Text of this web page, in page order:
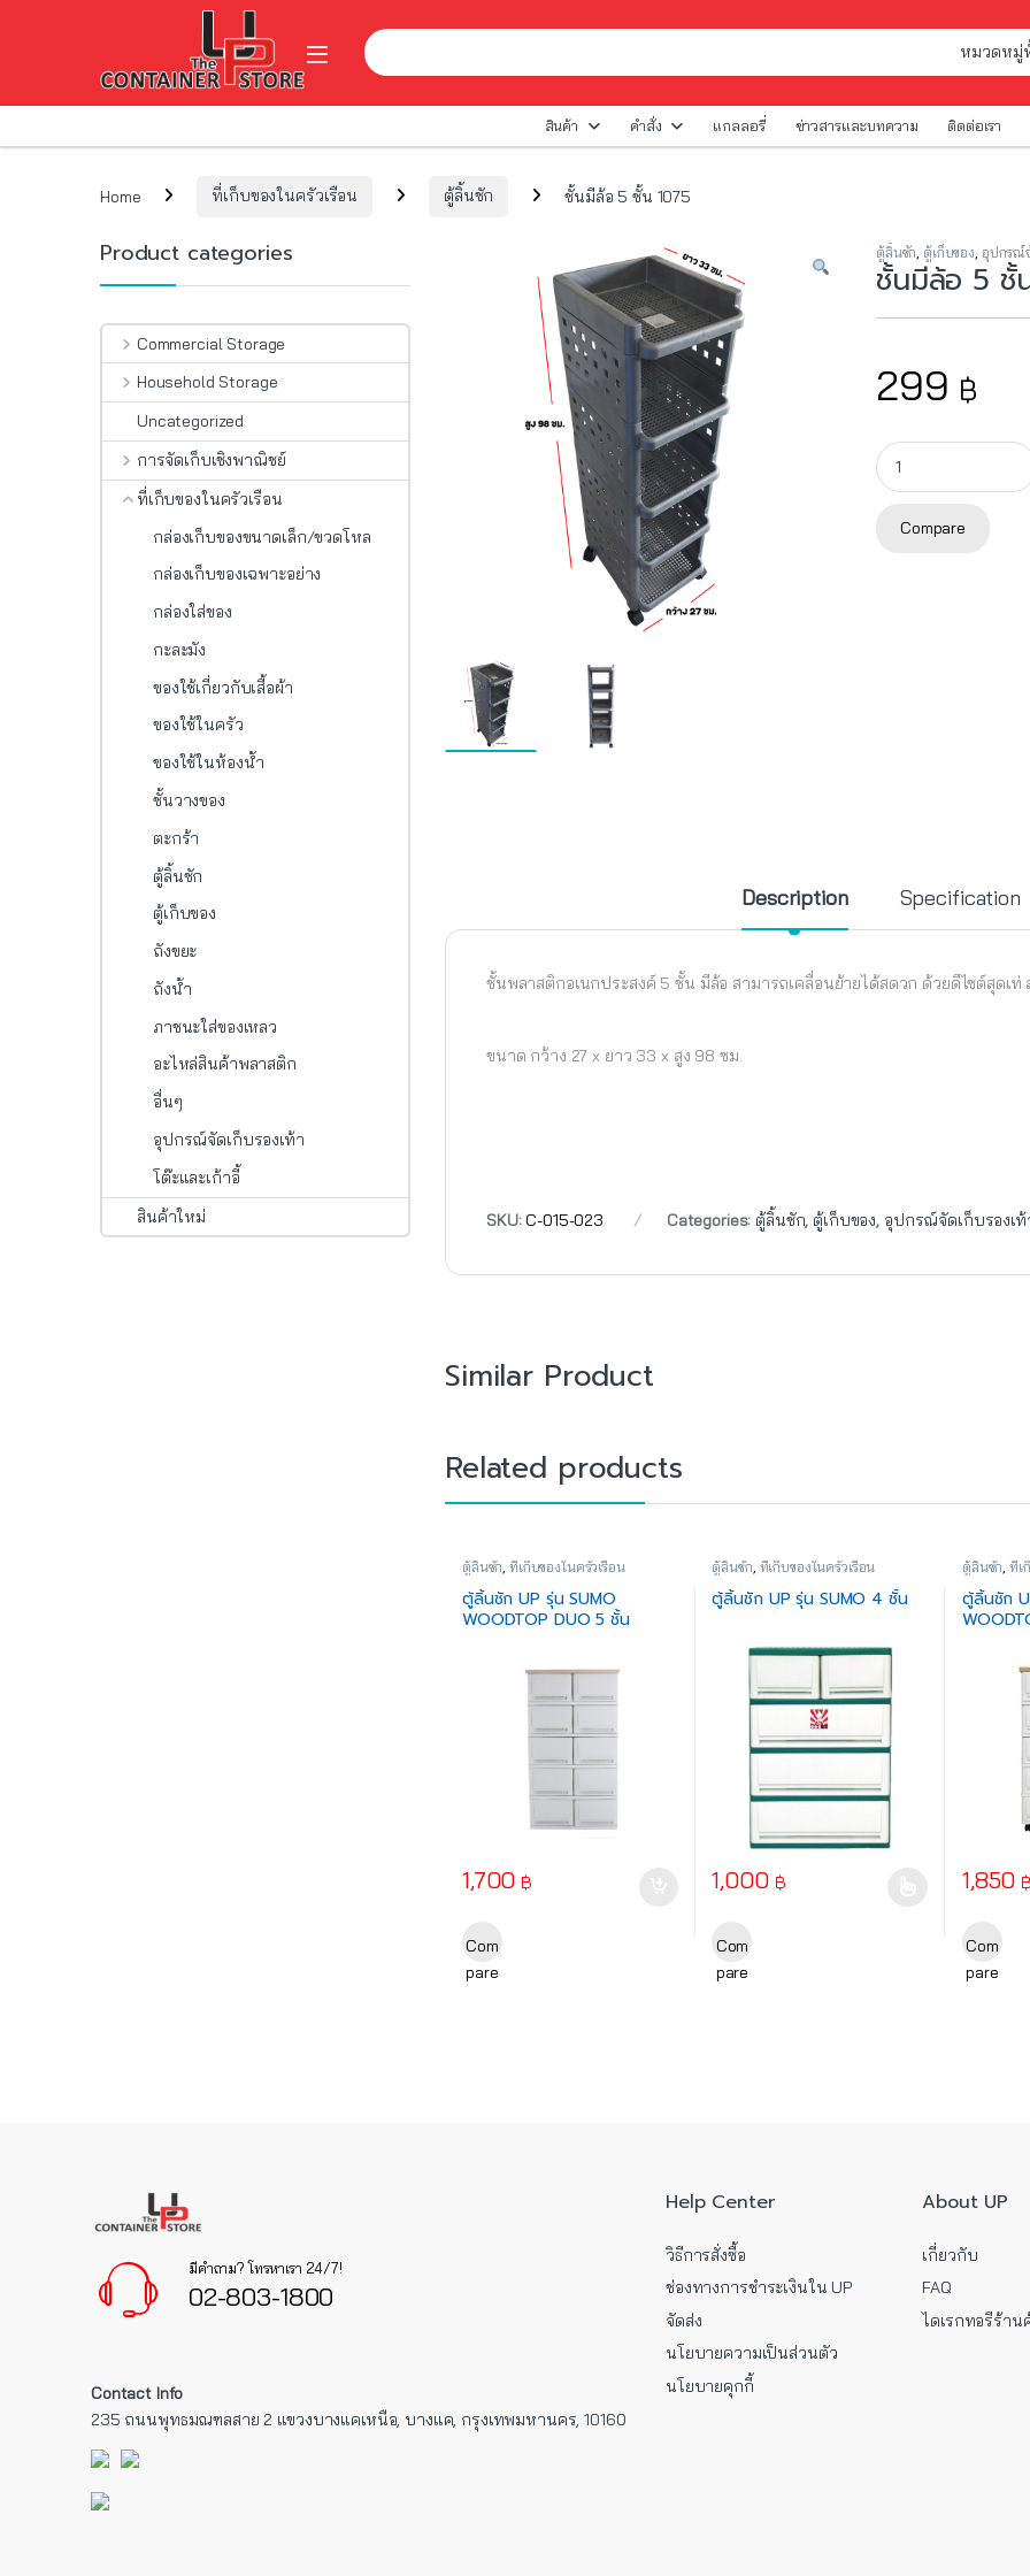
Open Search for:
สินค้า คำสั่ง แกลลอรี่ ข่าวสารและบทความ ติดต่อเรา
Home ที่เก็บของในครัวเรือน ตู้ลิ้นชัก ชั้นมีล้อ 5 ชั้น 1075
ตู้ลิ้นชัก, ตู้เก็บของ, อุปกรณ์
ชั้นมีล้อ 5 ชั้
299 ฿
ชั้นมีล้อ 5 ชั้น 1075
Compare
Description Specification
ชั้นพลาสติกอเนกประสงค์ 5 ชั้น มีล้อ สามารถเคลื่อนย้ายได้สดวก ด้วยดีไซต์สุดเท่
ขนาด กว้าง 27 x ยาว 33 x สูง 98 ซม.
SKU:C-015-023 Categories: ตู้ลิ้นชัก, ตู้เก็บของ, อุปกรณ์จัดเก็บรองเท้
Similar Product
Related products
ตู้ลิ้นชัก,ที่เก็บของในครัวเรือน
ตู้ลิ้นชัก UP รุ่น SUMO
WOODTOP DUO 5 ชั้น
1,700 ฿
Com
pare
ตู้ลิ้นชัก, ที่เก็บของในครัวเรือน
ตู้ลิ้นชัก UP รุ่น SUMO 4 ชั้น
1,000 ฿
This product has multiple variants. The
Com
pare
ตู้ลิ้นชัก,ที่เ
ตู้ลิ้นชัก
1,850
Com
pare
Product categories
Commercial Storage
Household Storage
Uncategorized
การจัดเก็บเชิงพาณิชย์
ที่เก็บของในครัวเรือน
กล่องเก็บของขนาดเล็ก/ขวดโหล
กล่องเก็บของเฉพาะอย่าง
กล่องใส่ของ
กะละมัง
ของใช้เกี่ยวกับเสื้อผ้า
ของใช้ในครัว
ของใช้ในห้องน้ำ
ชั้นวางของ
ตะกร้า
ตู้ลิ้นชัก
ตู้เก็บของ
ถังขยะ
ถังน้ำ
ภาชนะใส่ของเหลว
อะไหล่สินค้าพลาสติก
อื่นๆ
อุปกรณ์จัดเก็บรองเท้า
โต๊ะและเก้าอี้
สินค้าใหม่
มีคำถาม? โทรหาเรา 24/7!
02-803-1800
Contact Info
235 ถนนพุทธมณฑลสาย 2 แขวงบางแคเหนือ, บางแค, กรุงเทพมหานคร, 10160
Help Center
วิธีการสั่งซื้อ
ช่องทางการชำระเงินใน UP
จัดส่ง
นโยบายความเป็นส่วนตัว
นโยบายคุกกี้
About UP
เกี่ยวกับ
FAQ
ไดเรกทอรีร้าน